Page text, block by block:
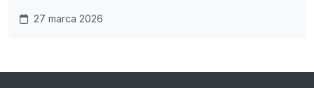
27 marca 2026